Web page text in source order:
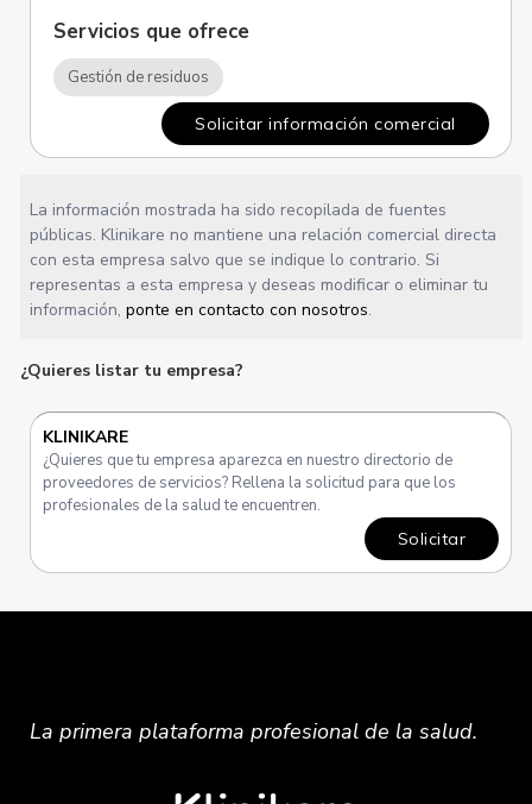
Servicios que ofrece
Gestión de residuos
Solicitar información comercial
La información mostrada ha sido recopilada de fuentes
públicas. Klinikare no mantiene una relación comercial directa
con esta empresa salvo que se indique lo contrario. Si
representas a esta empresa y deseas modificar o eliminar tu
información,ponte en contacto con nosotros.
¿Quieres listar tu empresa?
KLINIKARE
¿Quieres que tu empresa aparezca en nuestro directorio de
proveedores de servicios? Rellena la solicitud para que los
profesionales de la salud te encuentren.
Solicitar
La primera plataformaprofesionalde la salud.